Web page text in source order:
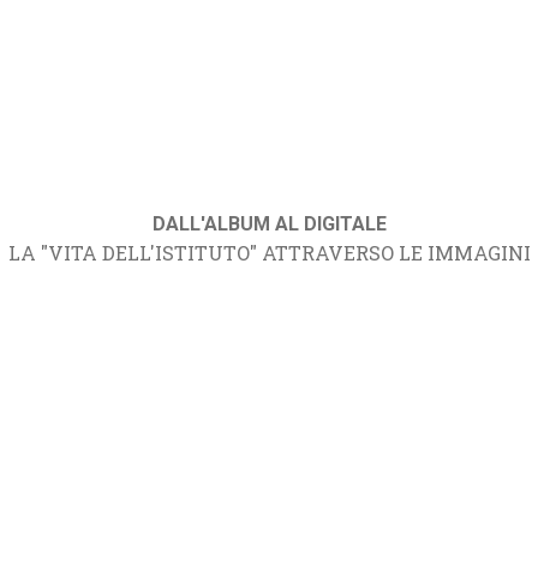
DALL'ALBUM AL DIGITALE
LA "VITA DELL'ISTITUTO" ATTRAVERSO LE IMMAGINI